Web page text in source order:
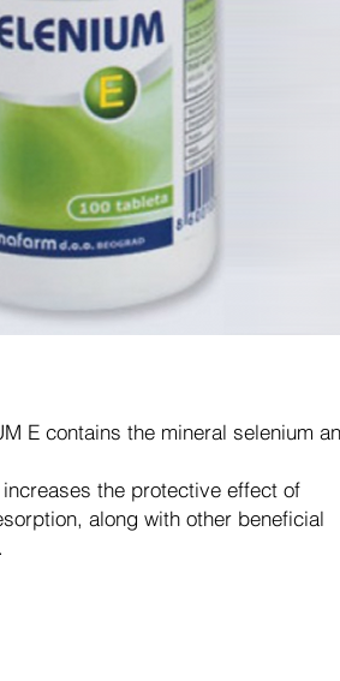
E contains the mineral selenium
the protective effect of
along with other beneficial